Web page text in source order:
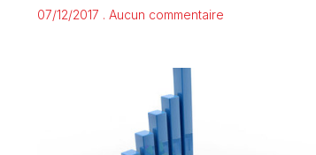
07/12/2017 Aucun commentaire